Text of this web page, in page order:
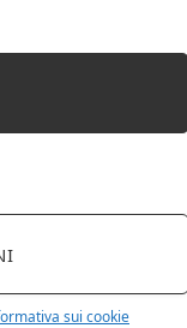
sui cookie
x 114 x 78 cm